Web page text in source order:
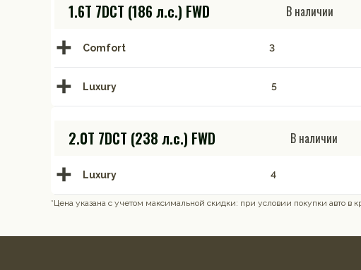
1.6T 7DCT (186 л.с.) FWD В наличии
Comfort 3
Luxury 5
2.0T 7DCT (238 л.с.) FWD В наличии
Luxury 4
*Цена указана с учетом максимальной скидки: при условии покупки авто в